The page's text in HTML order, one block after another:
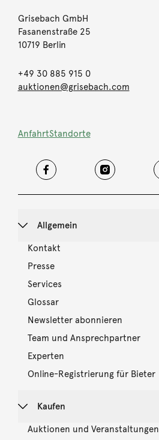
Grisebach GmbH
Fasanenstraße 25
10719 Berlin
+49 30 885 915 0
auktionen@grisebach.com
AnfahrtStandorte
Allgemein
Kontakt
Presse
Services
Glossar
Newsletter abonnieren
Team und Ansprechpartner
Experten
Online-Registrierung für Bieter
Kaufen
Auktionen und Veranstaltungen